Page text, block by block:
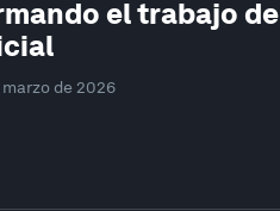
el trabajo de
de 2026